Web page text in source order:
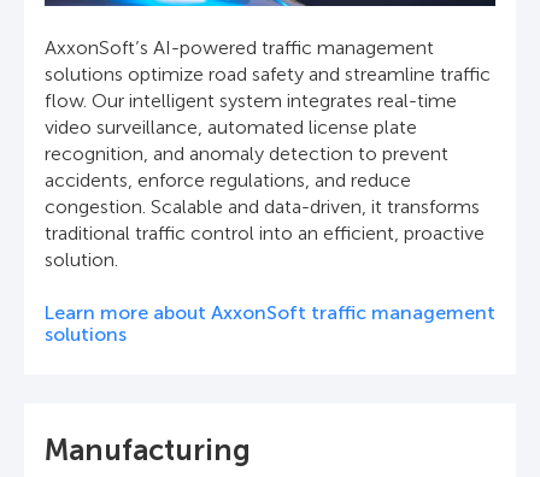
AxxonSoft’s AI-powered traffic management
solutions optimize road safety and streamline traffic
flow. Our intelligent system integrates real-time
video surveillance, automated license plate
recognition, and anomaly detection to prevent
accidents, enforce regulations, and reduce
congestion. Scalable and data-driven, it transforms
traditional traffic control into an efficient, proactive
solution.
Learn more about AxxonSoft traffic management
solutions
Manufacturing